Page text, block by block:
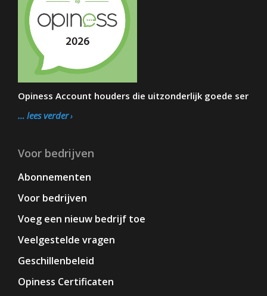
Opiness Account houders die uitzonderlijk goede ser
… lees verder
Voor bedrijven
Abonnementen
Voor bedrijven
Voeg een nieuw bedrijf toe
Veelgestelde vragen
Geschillenbeleid
Opiness Certificaten